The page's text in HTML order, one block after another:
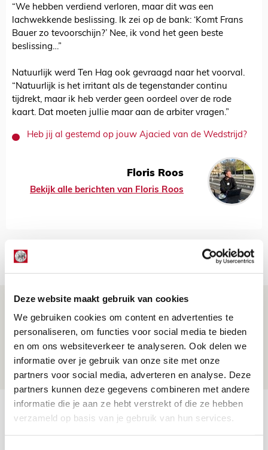
Deze website maakt gebruik van cookies
We gebruiken cookies om content en advertenties te
personaliseren, om functies voor social media te bieden
en om ons websiteverkeer te analyseren. Ook delen we
informatie over je gebruik van onze site met onze
partners voor social media, adverteren en analyse. Deze
partners kunnen deze gegevens combineren met andere
informatie die je aan ze hebt verstrekt of die ze hebben
verzameld op basis van je gebruik van hun services.
“We hebben verdiend verloren, maar dit was een
lachwekkende beslissing. Ik zei op de bank: ‘Komt Frans
Bauer zo tevoorschijn?’ Nee, ik vond het geen beste
beslissing…”
Natuurlijk werd Ten Hag ook gevraagd naar het voorval.
“Natuurlijk is het irritant als de tegenstander continu
tijdrekt, maar ik heb verder geen oordeel over de rode
kaart. Dat moeten jullie maar aan de arbiter vragen.”
Heb jij al gestemd op jouw Ajacied van de Wedstrijd?
Floris Roos
Bekijk alle berichten van Floris Roos
Net binnen //
Reisverslag PEC-uit: geregisseerde
operatie onderweg naar
‘voetbaltempel’
09 AUGUSTUS 2026 - 18:53
BLOG
Brandt heeft veel vertrouwen in Ajax
dat steeds beter wordt